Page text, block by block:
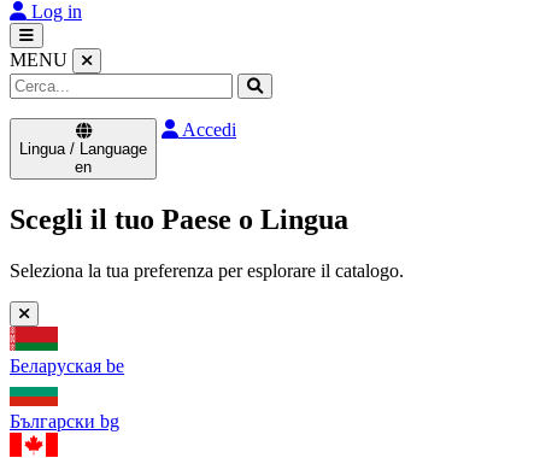
Log in
MENU
Lingua / Language
en
Accedi
Scegli il tuo Paese o Lingua
Seleziona la tua preferenza per esplorare il catalogo.
Беларуская be
Български bg